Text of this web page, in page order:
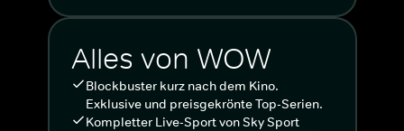
Alles von WOW
Blockbuster kurz nach dem Kino.
Exklusive und preisgekrönte Top-Serien.
Kompletter Live-Sport von Sky Sport